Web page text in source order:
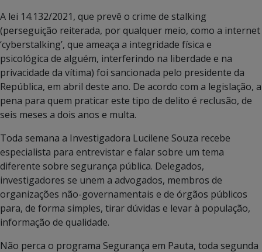
A lei 14.132/2021, que prevê o crime de stalking
(perseguição reiterada, por qualquer meio, como a internet
‘cyberstalking’, que ameaça a integridade física e
psicológica de alguém, interferindo na liberdade e na
privacidade da vítima) foi sancionada pelo presidente da
República, em abril deste ano. De acordo com a legislação, a
pena para quem praticar este tipo de delito é reclusão, de
seis meses a dois anos e multa.
Toda semana a Investigadora Lucilene Souza recebe
especialista para entrevistar e falar sobre um tema
diferente sobre segurança pública. Delegados,
investigadores se unem a advogados, membros de
organizações não-governamentais e de órgãos públicos
para, de forma simples, tirar dúvidas e levar à população,
informação de qualidade.
Não perca o programa Segurança em Pauta, toda segunda